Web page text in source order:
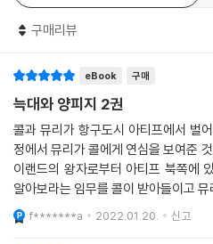
구매리뷰
eBook 구매
늑대와 양피지 2권
콜과 뮤리가 항구도시 아티프에서 벌
정에서 뮤리가 콜에게 연심을 보여준
이랜드의 왕자로부터 아티프 북쪽에
알아보라는 임무를 콜이 받아들이고
는 일련의 사건 위주로 진행이 된다. 특
당히 의미심장했
f*******a 2022.01.20. 신고